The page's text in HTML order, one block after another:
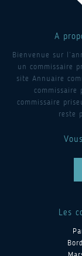
A
Bienvenue sur
un commissaire
site Annuaire
commissaire
commissaire
reste
Les